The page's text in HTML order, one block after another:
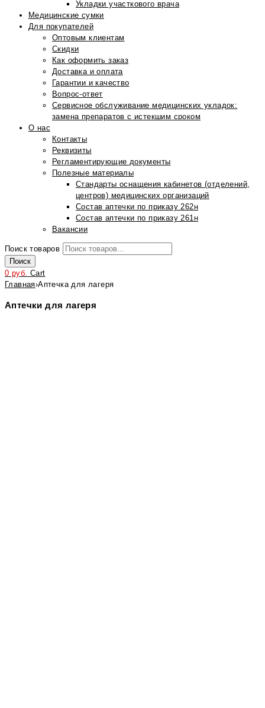
Укладки участкового врача
Медицинские сумки
Для покупателей
Оптовым клиентам
Скидки
Как оформить заказ
Доставка и оплата
Гарантии и качество
Вопрос-ответ
Сервисное обслуживание медицинских укладок:
замена препаратов с истекшим сроком
О нас
Контакты
Реквизиты
Регламентирующие документы
Полезные материалы
Стандарты оснащения кабинетов (отделений,
центров) медицинских организаций
Состав аптечки по приказу 262н
Состав аптечки по приказу 261н
Вакансии
Поиск товаров
Поиск
0 руб. Cart
Главная›Аптечка для лагеря
Аптечки для лагеря